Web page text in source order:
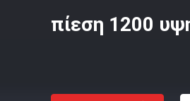
πίεση 1200